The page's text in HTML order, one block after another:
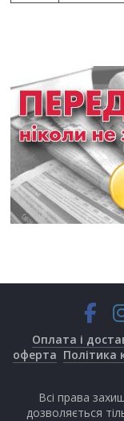
Оплата і
оферта Політика
Всі права
дозволяється